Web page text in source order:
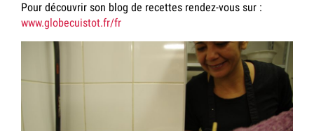
Pour découvrir son blog de recettes rendez-vous sur :
www.globecuistot.fr/fr